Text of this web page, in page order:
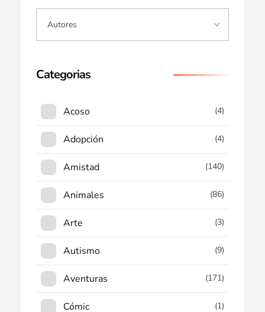
Categorias
Acoso (4)
Adopción (4)
Amistad (140)
Animales (86)
Arte (3)
Autismo (9)
Aventuras (171)
Cómic (1)